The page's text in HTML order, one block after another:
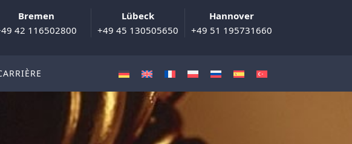
Bremen
42 116502800
Lübeck
+49 45 130505650
Hannover
+49 51 195731660